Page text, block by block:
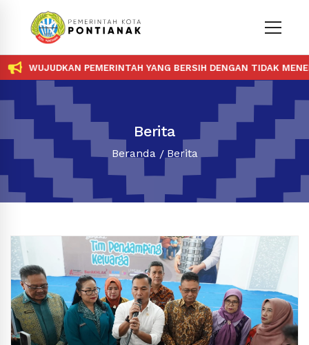
PEMERINTAH YANG BERSIH DENGAN TIDAK MENERIMA
Berita
Beranda Berita